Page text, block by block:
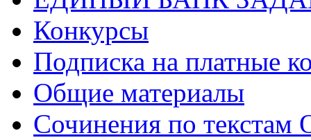
Конкурсы
Подписка на платные
Общие материалы
Сочинения по текстам